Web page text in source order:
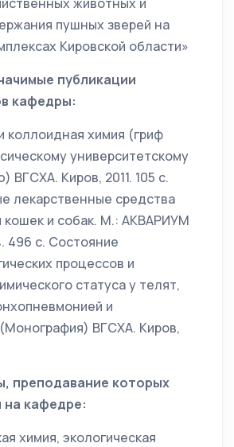
пушных зверей на
Кировской области»
публикации
кафедры:
коллоидная химия (гриф
университетскому
ВГСХА. Киров, 2011. 105 с.
лекарственные средства
кошек и собак. М.: АКВАРИУМ
496 с. Состояние
процессов и
статуса у телят,
и
ВГСХА. Киров,
преподавание которых
на кафедре:
химия, экологическая